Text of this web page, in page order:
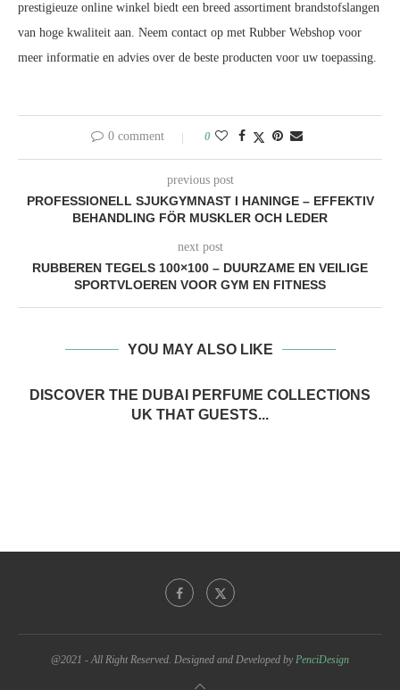
prestigieuze online winkel biedt een breed assortiment brandstofslangen
van hoge kwaliteit aan. Neem contact op met Rubber Webshop voor
meer informatie en advies over de beste producten voor uw toepassing.
0 comment 0
previous post
PROFESSIONELL SJUKGYMNAST I HANINGE – EFFEKTIV
BEHANDLING FÖR MUSKLER OCH LEDER
next post
RUBBEREN TEGELS 100×100 – DUURZAME EN VEILIGE
SPORTVLOEREN VOOR GYM EN FITNESS
YOU MAY ALSO LIKE
DISCOVER THE DUBAI PERFUME COLLECTIONS
UK THAT GUESTS...
@2021 - All Right Reserved. Designed and Developed byPenciDesign